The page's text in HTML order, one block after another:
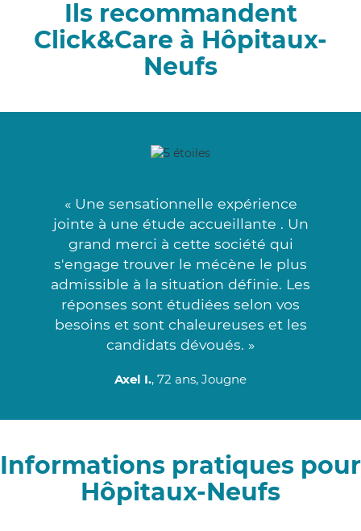
Ils recommandent
Click&Care à Hôpitaux-
Neufs
« Une sensationnelle expérience
jointe à une étude accueillante . Un
grand merci à cette société qui
s'engage trouver le mécène le plus
admissible à la situation définie. Les
réponses sont étudiées selon vos
besoins et sont chaleureuses et les
candidats dévoués. »
Axel I., 72 ans, Jougne
Informations pratiques pour
Hôpitaux-Neufs